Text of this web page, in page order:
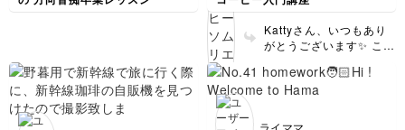
シンプルですが十分自然
です。 Let’s keep
cheering for Japan!
was really
disappointed at the
Japan-Brazil match.の
ように使います。
disappointingは形容詞
が主語になります。つま
てアメリカチームも善戦
こそ人材多様性という特
徴を大いに活用していま
すよね)、注目度は上が
っているようです。アメ
いつもありました。
のかを知ることが出来、迷った
時の対処法も頭に入れておくこ
とで、不安が解消されました！
受講してから数日ですが、今の
ところ迷子にならず、楽しく街
ど、購入から1週間で飲んでく
ださいって書いてある
…(º ﾛ º )ｴｯ!!早すぎませんか
ね？
次回からは1週間を想定して買
わなきゃですね。
Kattyさん、いつもあり
がとうございます✨ こち
さんでよく見かけるので
すが、コーヒー豆は好き
たような☕✨ 知っている
ライママ